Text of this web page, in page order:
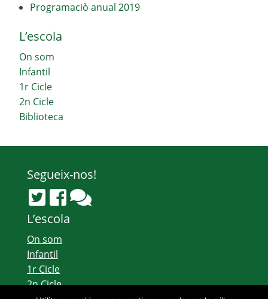
Programaciò anual 2019
L’escola
On som
Infantil
1r Cicle
2n Cicle
Biblioteca
Segueix-nos!
L’escola
On som
Infantil
1r Cicle
2n Cicle